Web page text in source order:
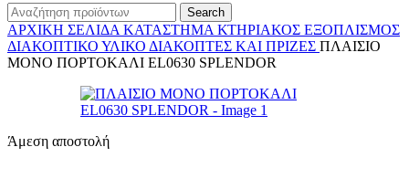
Search
ΑΡΧΙΚΉ ΣΕΛΊΔΑ ΚΑΤΆΣΤΗΜΑ ΚΤΗΡΙΑΚΌΣ ΕΞΟΠΛΙΣΜΌΣ
ΔΙΑΚΟΠΤΙΚΌ ΥΛΙΚΌ ΔΙΑΚΌΠΤΕΣ ΚΑΙ ΠΡΊΖΕΣ ΠΛΑΙΣΙΟ
ΜΟΝΟ ΠΟΡΤΟΚΑΛΙ EL0630 SPLENDOR
Άμεση αποστολή